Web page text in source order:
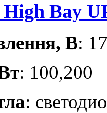
Bay
В:
: 100,200
: